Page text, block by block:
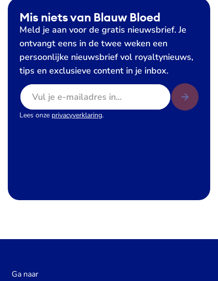
Mis niets van Blauw Bloed
Meld je aan voor de gratis nieuwsbrief. Je
ontvangt eens in de twee weken een
persoonlijke nieuwsbrief vol royaltynieuws,
tips en exclusieve content in je inbox.
E-mailadres
Lees onze privacyverklaring.
Ga naar